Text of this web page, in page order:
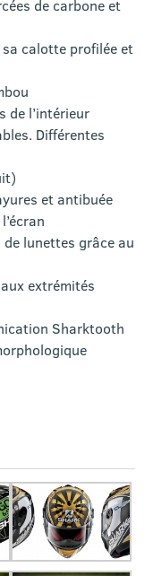
de carbone et
calotte profilée et
de l’intérieur
Différentes
et antibuée
lunettes grâce au
extrémités
Sharktooth